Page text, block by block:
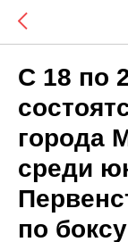
С 18 по
города
среди
по